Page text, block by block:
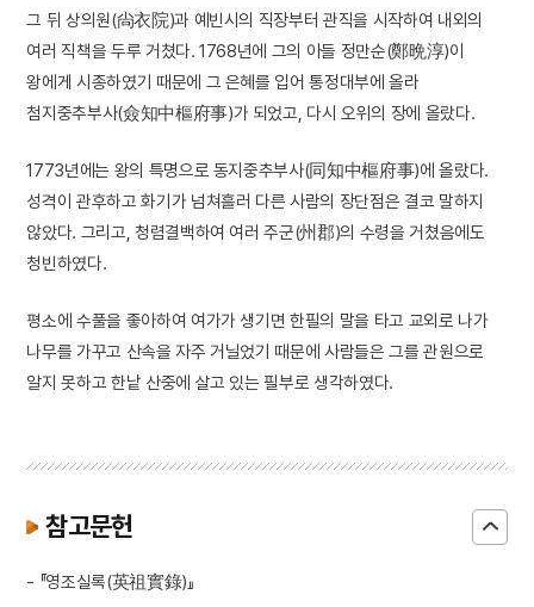
그 뒤 상의원(尙衣院)과 예빈시의 직장부터 관직을 시작하여 내외의
여러 직책을 두루 거쳤다. 1768년에 그의 아들 정만순(鄭晩淳)이
왕에게 시종하였기 때문에 그 은혜를 입어 통정대부에 올라
첨지중추부사(僉知中樞府事)가 되었고, 다시 오위의 장에 올랐다.
1773년에는 왕의 특명으로 동지중추부사(同知中樞府事)에 올랐다.
성격이 관후하고 화기가 넘쳐흘러 다른 사람의 장단점은 결코 말하지
않았다. 그리고, 청렴결백하여 여러 주군(州郡)의 수령을 거쳤음에도
청빈하였다.
평소에 수풀을 좋아하여 여가가 생기면 한필의 말을 타고 교외로 나가
나무를 가꾸고 산속을 자주 거닐었기 때문에 사람들은 그를 관원으로
알지 못하고 한낱 산중에 살고 있는 필부로 생각하였다.
참고문헌
- 『영조실록(英祖實錄)』